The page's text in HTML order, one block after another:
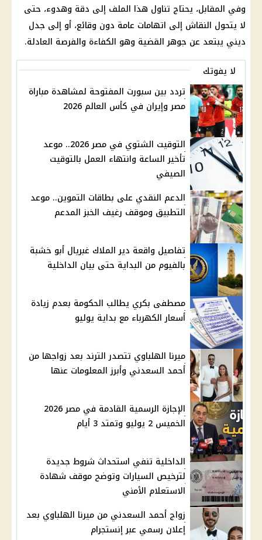
وفي المقابل، يحتاج تناول هذا الملف إلى دقة وهدوء، حتى
لا يتحول النقاش إلى اتهامات عامة دون وقائع، أو إلى جدل
ديني يبتعد عن جوهر القضية وهو الكفاءة والفرصة العادلة.
لا يفوتك
تردد بين سبورت المفتوحة لمشاهدة مباراة
مصر وإيران في كأس العالم 2026
التوقيت الشتوي في مصر 2026.. موعد
تأخير الساعة وانتهاء العمل بالتوقيت
الصيفي
الدعم النقدي على بطاقات التموين.. موعد
التطبيق وموقف رغيف الخبز المدعم
تفاصيل واقعة دير الملاك غبريال أبو خشبة
بالفيوم من البداية حتى بيان الداخلية
مصطفى بكري يطالب الحكومة بعدم زيادة
أسعار الكهرباء مع بداية يوليو
ميرنا الهلباوي تتصدر الترند بعد زواجها من
أحمد السعدني وأبرز المعلومات عنها
الإجازة الرسمية القادمة في مصر 2026
الخميس 2 يوليو وتمتد 3 أيام
الداخلية تنفي استحداث شروط جديدة
لترخيص السيارات وتوضح موقف شهادة
الاستعلام الأمني
زواج أحمد السعدني من ميرنا الهلباوي بعد
إعلان رسمي عبر إنستجرام